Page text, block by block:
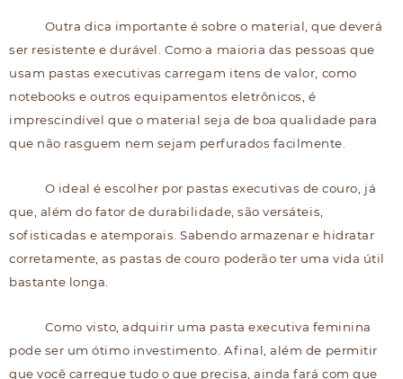
Outra dica importante é sobre o material, que deverá
ser resistente e durável. Como a maioria das pessoas que
usam pastas executivas carregam itens de valor, como
notebooks e outros equipamentos eletrônicos, é
imprescindível que o material seja de boa qualidade para
que não rasguem nem sejam perfurados facilmente.
O ideal é escolher por pastas executivas de couro, já
que, além do fator de durabilidade, são versáteis,
sofisticadas e atemporais. Sabendo armazenar e hidratar
corretamente, as pastas de couro poderão ter uma vida útil
bastante longa.
Como visto, adquirir uma pasta executiva feminina
pode ser um ótimo investimento. Afinal, além de permitir
que você carregue tudo o que precisa, ainda fará com que